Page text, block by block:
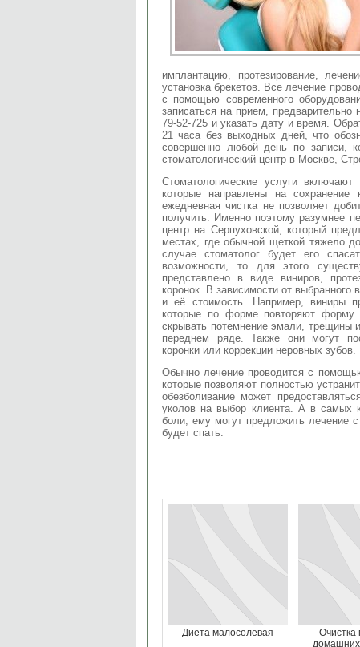
имплантацию, протезирование,
установка брекетов. Все лечение
с помощью современного
записаться на прием,
79-52-725 и указать дату и время.
21 часа без выходных дней, что
совершенно любой день по записи,
стоматологический центр в Москве,
Стоматологические услуги
которые направлены на
ежедневная чистка не позволяет
получить. Именно поэтому разумнее
центр на Серпуховской, который
местах, где обычной щеткой тяжело
случае стоматолог будет его
возможности, то для этого
представлено в виде виниров,
коронок. В зависимости от выбранного
и её стоимость. Например, виниры
которые по форме повторяют форму
скрывать потемнение эмали, трещины
переднем ряде. Также они могут
коронки или коррекции неровных зубов.
Обычно лечение проводится с
которые позволяют полностью
обезболивание может
уколов на выбор клиента. А в самых
боли, ему могут предложить лечение
будет спать.
Диета малосолевая
Очистка
домашних